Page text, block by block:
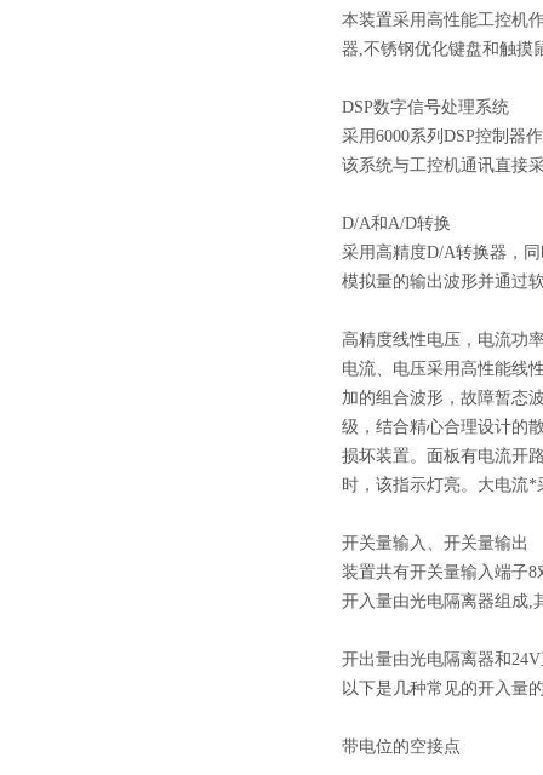
本装置采用高性能工控机
器,不锈钢优化键盘和触摸
DSP数字信号处理系统
采用6000系列DSP控制器
该系统与工控机通讯直接
D/A和A/D转换
采用高精度D/A转换器，
模拟量的输出波形并通过
高精度线性电压，电流功
电流、电压采用高性能线
加的组合波形，故障暂态
级，结合精心合理设计的
损坏装置。面板有电流开
时，该指示灯亮。大电流
开关量输入、开关量输出
装置共有开关量输入端子
开入量由光电隔离器组成,
开出量由光电隔离器和
以下是几种常见的开入量
带电位的空接点